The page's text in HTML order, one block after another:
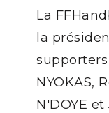
La
la
NYOKAS,
N'DOYE et